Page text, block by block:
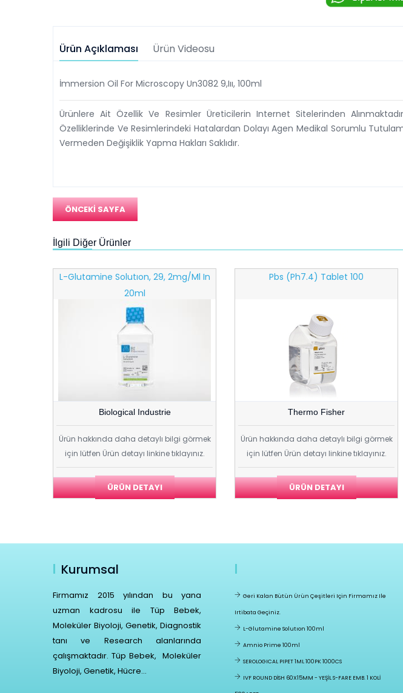
Ürün Açıklaması Ürün Videosu
İmmersion Oil For Microscopy Un3082 9,ııı, 100ml
Ürünlere Ait Özellik Ve Resimler Üreticilerin Internet Sitelerinden
Özelliklerinde Ve Resimlerindeki Hatalardan Dolayı Agen Medikal Sorumlu
Vermeden Değişiklik Yapma Hakları Saklıdır.
ÖNCEKİ SAYFA
İlgili Diğer Ürünler
L-Glutamine Solutıon, 29, 2mg/ml In
20ml
Biological Industrie
Ürün hakkında daha detaylı bilgi görmek
için lütfen Ürün detayı linkine tıklayınız.
ÜRÜN DETAYI
Pbs (ph7.4) Tablet 100
Thermo Fisher
Ürün hakkında daha detaylı bilgi görmek
için lütfen Ürün detayı linkine tıklayınız.
ÜRÜN DETAYI
Kurumsal
Firmamız 2015 yılından bu yana
uzman kadrosu ile Tüp Bebek,
Moleküler Biyoloji, Genetik, Diagnostik
tanı ve Research alanlarında
çalışmaktadır. Tüp Bebek, Moleküler
Biyoloji, Genetik, Hücre...
Geri Kalan Bütün Ürün Çeşitleri Için Firmamız Ile
Irtibata Geçiniz.
L-Glutamine Solutıon 100ml
Amnio Prime 100ml
SEROLOGICAL PIPET 1ML 100PK 1000CS
IVF ROUND DİSH 60X15MM - YEŞİL S-FARE EMB. 1 KOLİ